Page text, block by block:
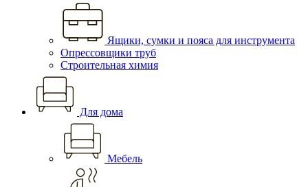
Ящики, сумки и пояса для инструмента
Опрессовщики труб
Строительная химия
Для дома
Мебель